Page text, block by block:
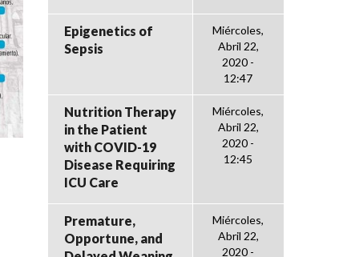
Epigenetics of
Sepsis
Miércoles,
Abril 22,
2020 -
12:47
Nutrition Therapy
in the Patient
with COVID-19
Disease Requiring
ICU Care
Miércoles,
Abril 22,
2020 -
12:45
Premature,
Opportune, and
Miércoles,
Abril 22,
2020 -